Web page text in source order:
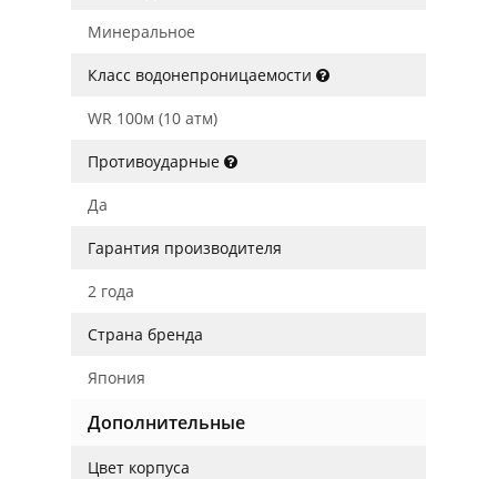
Минеральное
Класс водонепроницаемости
WR 100м (10 атм)
Противоударные
Да
Гарантия производителя
2 года
Страна бренда
Япония
Дополнительные
Цвет корпуса